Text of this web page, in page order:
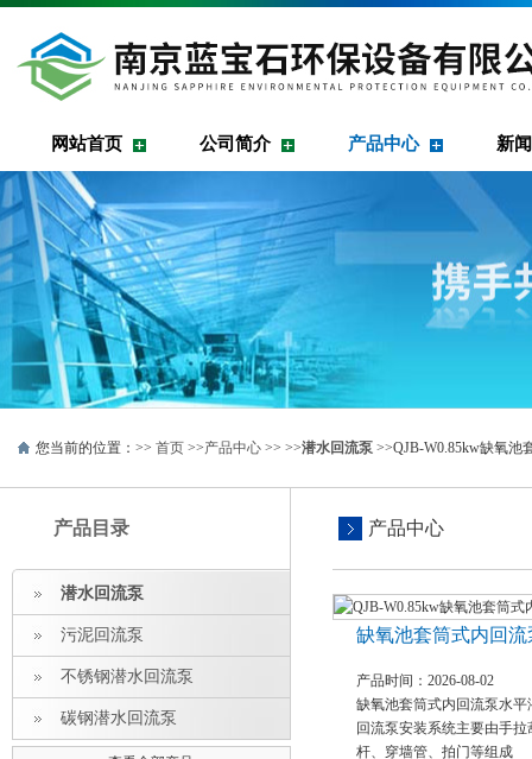
网站首页 公司简介 产品中心 新
您当前的位置：>> 首页 >>产品中心 >> >>潜水回流泵 >>QJB-W0.85kw缺氧池
产品目录
潜水回流泵
污泥回流泵
不锈钢潜水回流泵
碳钢潜水回流泵
产品中心
缺氧池套筒式内回
产品时间：2026-08-02
缺氧池套筒式内回流泵水
回流泵安装系统主要由手
杆、穿墙管、拍门等组成